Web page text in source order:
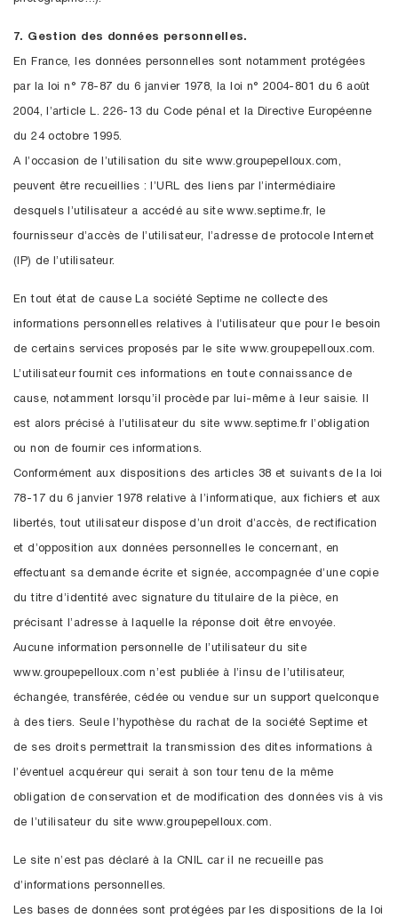
7. Gestion des données personnelles.
En France, les données personnelles sont notamment protégées
par la loi n° 78-87 du 6 janvier 1978, la loi n° 2004-801 du 6 août
2004, l’article L. 226-13 du Code pénal et la Directive Européenne
du 24 octobre 1995.
A l’occasion de l’utilisation du site www.groupepelloux.com,
peuvent être recueillies : l’URL des liens par l’intermédiaire
desquels l’utilisateur a accédé au site www.septime.fr, le
fournisseur d’accès de l’utilisateur, l’adresse de protocole Internet
(IP) de l’utilisateur.
En tout état de cause La société Septime ne collecte des
informations personnelles relatives à l’utilisateur que pour le besoin
de certains services proposés par le site www.groupepelloux.com.
L’utilisateur fournit ces informations en toute connaissance de
cause, notamment lorsqu’il procède par lui-même à leur saisie. Il
est alors précisé à l’utilisateur du site www.septime.fr l’obligation
ou non de fournir ces informations.
Conformément aux dispositions des articles 38 et suivants de la loi
78-17 du 6 janvier 1978 relative à l’informatique, aux fichiers et aux
libertés, tout utilisateur dispose d’un droit d’accès, de rectification
et d’opposition aux données personnelles le concernant, en
effectuant sa demande écrite et signée, accompagnée d’une copie
du titre d’identité avec signature du titulaire de la pièce, en
précisant l’adresse à laquelle la réponse doit être envoyée.
Aucune information personnelle de l’utilisateur du site
www.groupepelloux.com n’est publiée à l’insu de l’utilisateur,
échangée, transférée, cédée ou vendue sur un support quelconque
à des tiers. Seule l’hypothèse du rachat de la société Septime et
de ses droits permettrait la transmission des dites informations à
l’éventuel acquéreur qui serait à son tour tenu de la même
obligation de conservation et de modification des données vis à vis
de l’utilisateur du site www.groupepelloux.com.
Le site n’est pas déclaré à la CNIL car il ne recueille pas
d’informations personnelles.
Les bases de données sont protégées par les dispositions de la loi